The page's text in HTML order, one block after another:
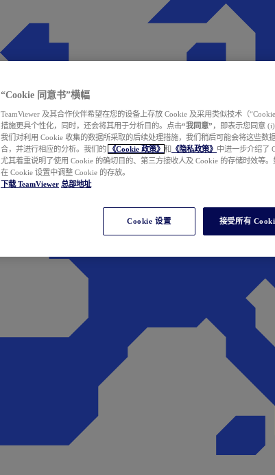
“Cookie 同意书”横幅
TeamViewer 及其合作伙伴希望在您的设备上存放 Cookie 及采用类似技术（
措施更具个性化，同时，还会将其用于分析目的。点击“我同意” ，即表示您同意
我们对利用 Cookie 收集的数据所采取的后续处理措施，我们稍后可能会将这些数
合，并进行相应的分析。我们的
《Cookie 政策》 和 《隐私政策》 中进一步介绍了
尤其着重说明了使用 Cookie 的确切目的、第三方接收人及 Cookie 的存储时效等
在 Cookie 设置中调整 Cookie 的存放。
下载 TeamViewer 总部地址
Cookie 设置 接受所有